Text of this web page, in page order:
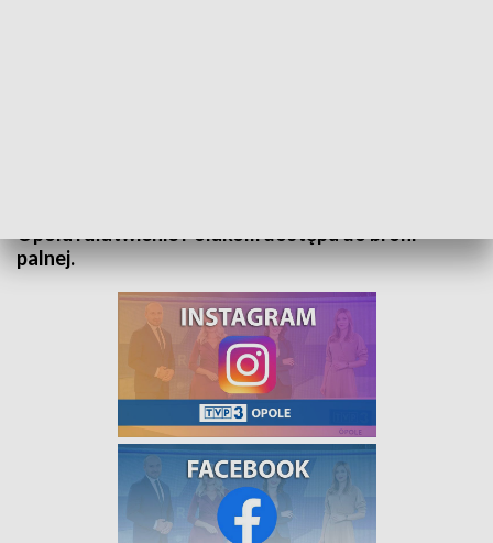
Opolu i ułatwienie Polakom dostępu do broni
palnej.